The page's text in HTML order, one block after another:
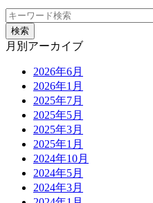
月別アーカイブ
2026年6月
2026年1月
2025年7月
2025年5月
2025年3月
2025年1月
2024年10月
2024年5月
2024年3月